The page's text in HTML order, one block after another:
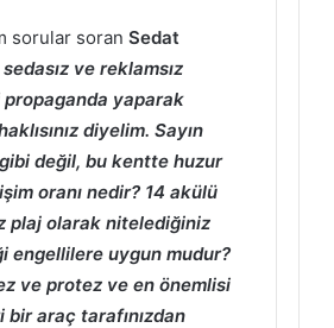
sorular soran Sedat
ve reklamsız
yaparak
diyelim. Sayın
değil, bu kentte huzur
oranı nedir? 14 akülü
plaj olarak nitelediğiniz
engellilere uygun mudur?
ve protez ve en önemlisi
araç tarafınızdan